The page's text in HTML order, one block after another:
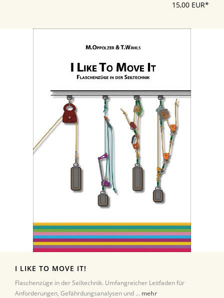
15,00 EUR*
I LIKE TO MOVE IT!
Flaschenzüge in der Seiltechnik. Umfangreicher Leitfaden für
Anforderungen, Gefährdungsanalysen und ... mehr